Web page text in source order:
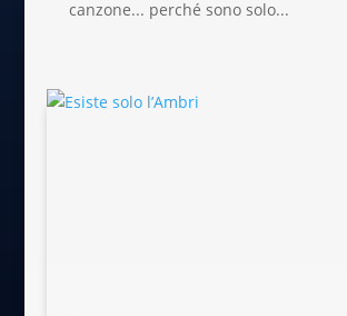
canzone... perché sono solo...